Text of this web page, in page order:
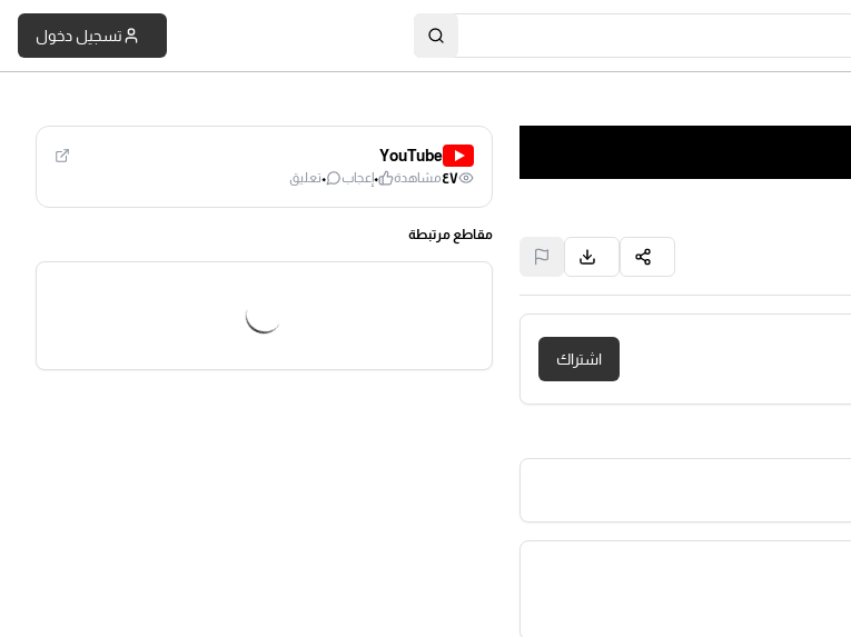
تسجيل دخول
اشتراك
YouTube
٤٧مشاهدة ٠إعجاب ٠تعليق
مقاطع مرتبطة